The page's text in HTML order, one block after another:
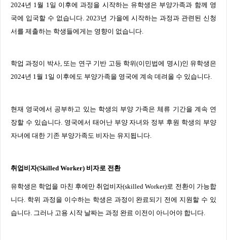
2024년 1 월 1 일 이후에 과정을 시작하는 유학생은 부양가족과 함께 영
국에 입국할 수 없습니다 . 2023년 가을에 시작하는 과정과 관련된 신청
서를 제출하는 학생들에게는 영향이 없습니다
학업 과정이 박사, 또는 연구 기반 고등 학위(이민법에 명시)인 유학생은
2024년 1월 1일 이후에도 부양가족을 영국에 계속 데려올 수 있습니다.
현재 영국에서 공부하고 있는 학생의 부양 가족은 체류 기간을 계속 연
장할 수 있습니다. 영국에서 태어난 부양 자녀와 정부 후원 학생의 부양
자녀에 대한 기존 부양가족도 비자는 유지됩니다
취업비자(Skilled Worker) 비자로 전환
유학생은 학업을 마친 후에만 취업비자(skilled Worker)로 전환이 가능합
니다. 학위 과정을 이수하는 학생은 과정이 완료되기 전에 지원할 수 있
습니다. 그러나 고용 시작 날짜는 과정 완료 이전이 아니어야 합니다.